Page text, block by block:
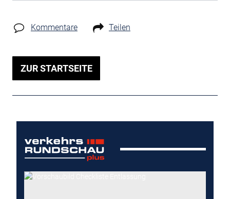
Kommentare Teilen
ZUR STARTSEITE